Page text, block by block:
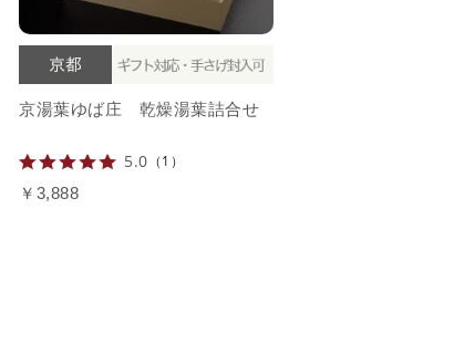
京湯葉ゆば庄 乾燥湯葉詰合せ
5.0 （1）
￥3,888